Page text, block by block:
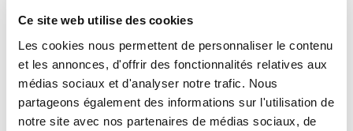
Ce site web utilise des cookies
Les cookies nous permettent de personnaliser le contenu
et les annonces, d'offrir des fonctionnalités relatives aux
médias sociaux et d'analyser notre trafic. Nous
partageons également des informations sur l'utilisation de
notre site avec nos partenaires de médias sociaux, de
Formats
Sommaire